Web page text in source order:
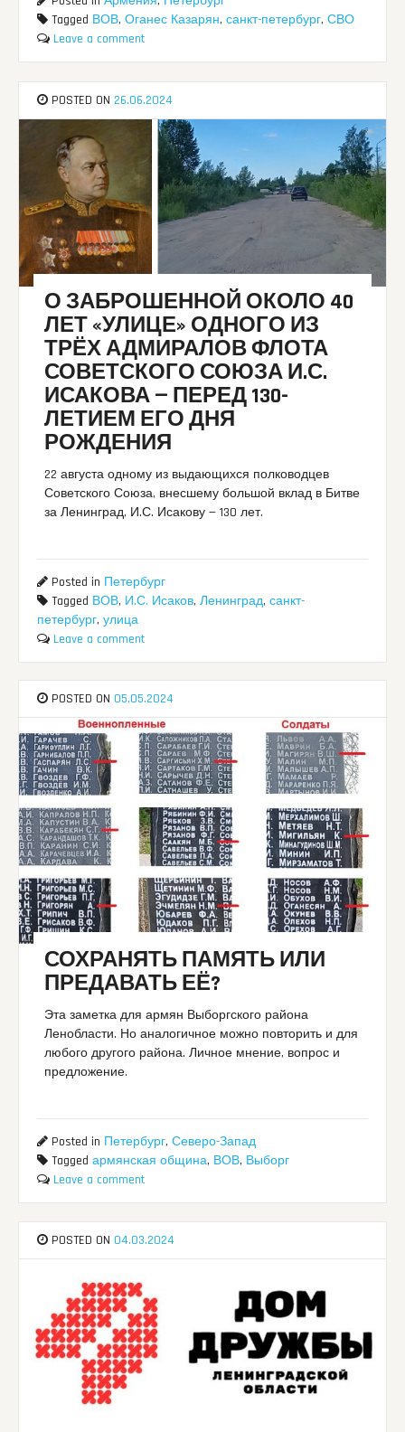
Tagged ВОВ,Оганес Казарян,санкт-петербург,СВО
Leave a comment
POSTED ON 26.06.2024
О ЗАБРОШЕННОЙ ОКОЛО 40
ЛЕТ «УЛИЦЕ» ОДНОГО ИЗ
ТРЁХ АДМИРАЛОВ ФЛОТА
СОВЕТСКОГО СОЮЗА И.С.
ИСАКОВА — ПЕРЕД 130-
ЛЕТИЕМ ЕГО ДНЯ
РОЖДЕНИЯ
22 августа одному из выдающихся полководцев
Советского Союза, внесшему большой вклад в Битве
за Ленинград, И.С. Исакову — 130 лет.
Posted in Петербург
Tagged ВОВ, И.С. Исаков,Ленинград,санкт-
петербург,улица
Leave a comment
POSTED ON 05.05.2024
СОХРАНЯТЬ ПАМЯТЬ ИЛИ
ПРЕДАВАТЬ ЕЁ?
Эта заметка для армян Выборгского района
Ленобласти. Но аналогичное можно повторить и для
любого другого района. Личное мнение, вопрос и
предложение.
Posted in Петербург,Северо-Запад
Taggedармянская община, ВОВ, Выборг
Leave a comment
POSTED ON 04.03.2024